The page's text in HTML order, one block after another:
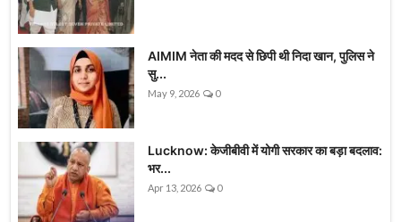
AIMIM नेता की मदद से छिपी थी निदा खान, पुलिस ने
सु...
May 9, 2026 0
Lucknow: केजीबीवी में योगी सरकार का बड़ा बदलाव:
भर...
Apr 13, 2026 0